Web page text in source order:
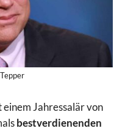
Jahressalär von
bestverdienenden